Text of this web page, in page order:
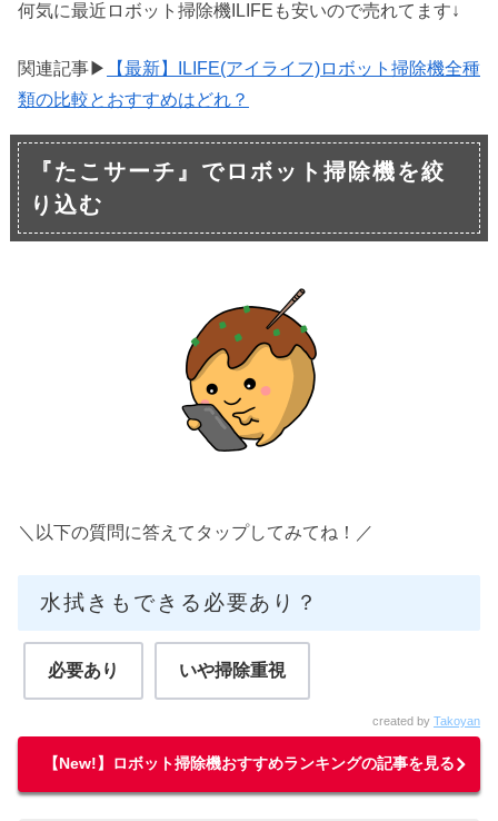
何気に最近ロボット掃除機ILIFEも安いので売れてます↓
関連記事▶
【最新】ILIFE(アイライフ)ロボット掃除機全種
類の比較とおすすめはどれ？
『たこサーチ』でロボット掃除機を絞
り込む
＼以下の質問に答えてタップしてみてね！／
水拭きもできる必要あり？
必要あり いや掃除重視
created by Takoyan
【New!】ロボット掃除機おすすめランキングの記事を見る